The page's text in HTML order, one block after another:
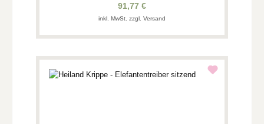
91,77 €
inkl. MwSt. zzgl. Versand